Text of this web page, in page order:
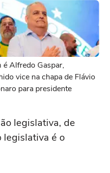
é Alfredo Gaspar,
vice na chapa de Flávio
para presidente
legislativa, de
legislativa é o